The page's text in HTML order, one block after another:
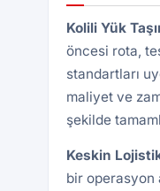
Kolili Yük
öncesi rota,
standartları
maliyet ve
şekilde
Keskin
bir operasyon